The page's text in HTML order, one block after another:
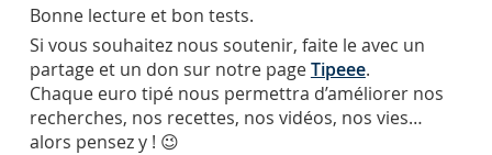
Bonne lecture et bon tests.
Si vous souhaitez nous soutenir, faite le avec un
partage et un don sur notre pageTipeee.
Chaque euro tipé nous permettra d’améliorer nos
recherches, nos recettes, nos vidéos, nos vies…
alors pensez y ! 😉